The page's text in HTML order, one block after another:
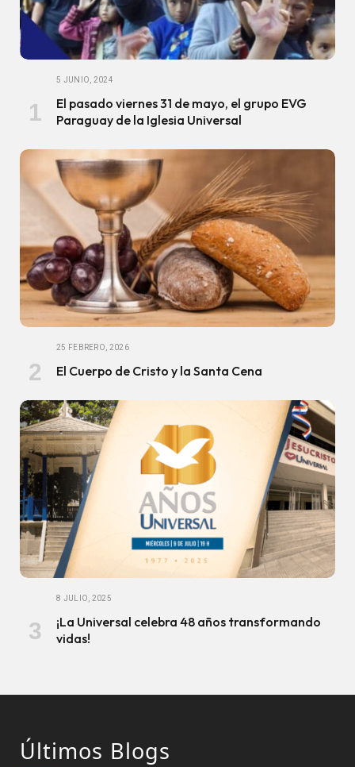
5 JUNIO, 2024
El pasado viernes 31 de mayo, el grupo EVG
Paraguay de la Iglesia Universal
25 FEBRERO, 2026
El Cuerpo de Cristo y la Santa Cena
8 JULIO, 2025
¡La Universal celebra 48 años transformando
vidas!
Últimos Blogs